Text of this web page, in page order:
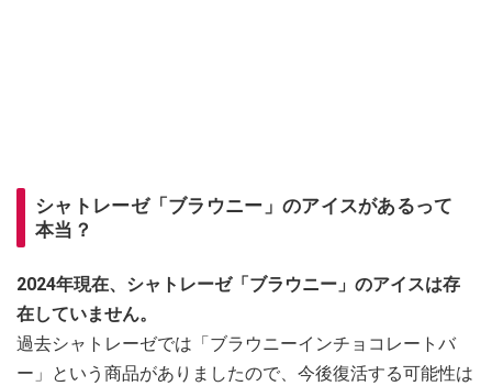
シャトレーゼ「ブラウニー」のアイスがあるって
本当？
2024年現在、シャトレーゼ「ブラウニー」のアイスは存
在していません。
過去シャトレーゼでは「ブラウニーインチョコレートバ
ー」という商品がありましたので、今後復活する可能性は